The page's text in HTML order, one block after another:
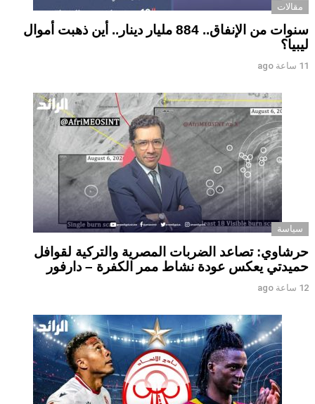
مقالات
سنوات من الإنفاق.. 884 مليار دينار.. أين ذهبت أموال
ليبيا؟
11 ساعة ago
سياسة
حرشاوي: تصاعد الضربات المصرية والتركية لقوافل
حميدتي يعكس عودة نشاط ممر الكفرة – دارفور
12 ساعة ago